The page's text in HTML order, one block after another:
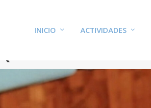
INICIO ACTIVIDADES